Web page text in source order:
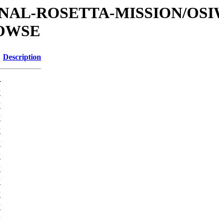
ROSETTA-MISSION/
Description